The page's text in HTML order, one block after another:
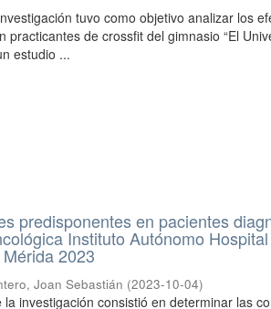
tuvo como objetivo analizar los
practicantes de crossfit del gimnasio “El
estudio ...
predisponentes en pacientes
Instituto Autónomo
2023
Joan Sebastián (2023-10-04)
la investigación consistió en determinar las